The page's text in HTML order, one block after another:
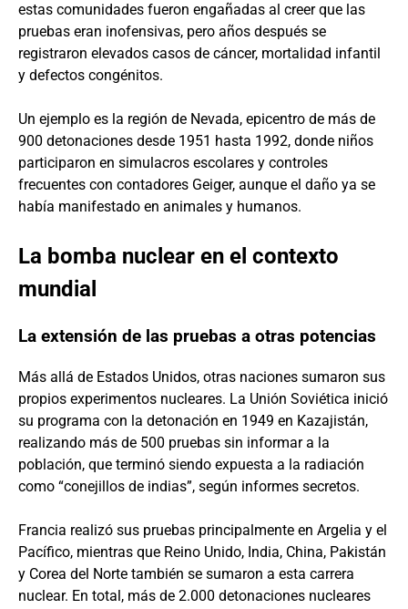
estas comunidades fueron engañadas al creer que las
pruebas eran inofensivas, pero años después se
registraron elevados casos de cáncer, mortalidad infantil
y defectos congénitos.
Un ejemplo es la región de Nevada, epicentro de más de
900 detonaciones desde 1951 hasta 1992, donde niños
participaron en simulacros escolares y controles
frecuentes con contadores Geiger, aunque el daño ya se
había manifestado en animales y humanos.
La bomba nuclear en el contexto
mundial
La extensión de las pruebas a otras potencias
Más allá de Estados Unidos, otras naciones sumaron sus
propios experimentos nucleares. La Unión Soviética inició
su programa con la detonación en 1949 en Kazajistán,
realizando más de 500 pruebas sin informar a la
población, que terminó siendo expuesta a la radiación
como “conejillos de indias”, según informes secretos.
Francia realizó sus pruebas principalmente en Argelia y el
Pacífico, mientras que Reino Unido, India, China, Pakistán
y Corea del Norte también se sumaron a esta carrera
nuclear. En total, más de 2.000 detonaciones nucleares